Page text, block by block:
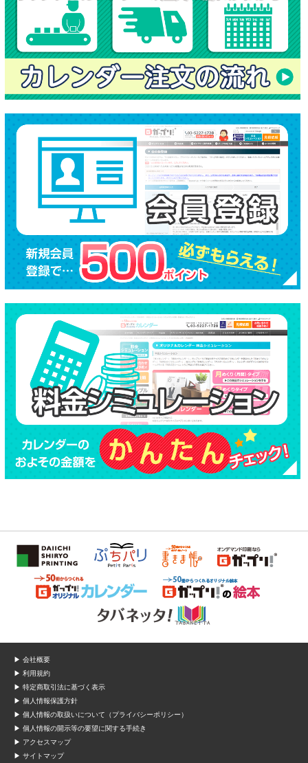
▶ 会社概要
▶ 利用規約
▶ 特定商取引法に基づく表示
▶ 個人情報保護方針
▶ 個人情報の取扱いについて（プライバシーポリシー）
▶ 個人情報の開示等の要望に関する手続き
▶ アクセスマップ
▶ サイトマップ